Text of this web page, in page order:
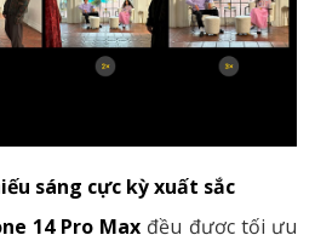
sáng cực kỳ xuất sắc
14 Pro Max đều được tối ưu